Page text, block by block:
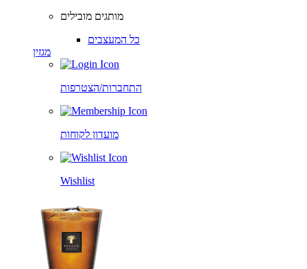
מותגים מובילים
כל המעצבים
מגזין
התחברות/הצטרפות
מועדון לקוחות
Wishlist